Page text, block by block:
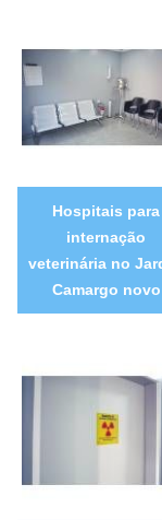
Hospitais para
internação
veterinária no
Camargo novo